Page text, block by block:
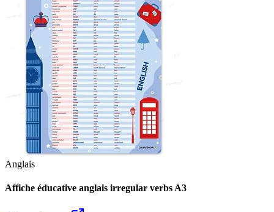
Anglais
Affiche éducative anglais irregular verbs A3